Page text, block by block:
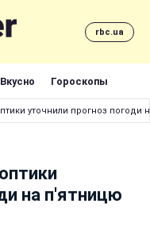
rbc.ua
Вкусно Гороскопы
уточнили прогноз погоди
на п'ятницю